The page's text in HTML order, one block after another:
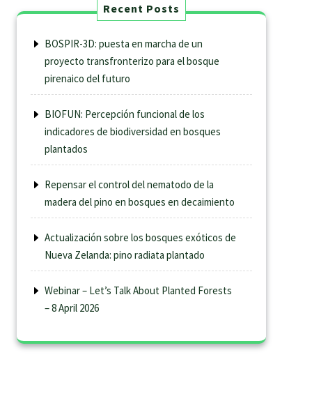
Recent Posts
BOSPIR-3D: puesta en marcha de un
proyecto transfronterizo para el bosque
pirenaico del futuro
BIOFUN: Percepción funcional de los
indicadores de biodiversidad en bosques
plantados
Repensar el control del nematodo de la
madera del pino en bosques en decaimiento
Actualización sobre los bosques exóticos de
Nueva Zelanda: pino radiata plantado
Webinar – Let’s Talk About Planted Forests
– 8 April 2026